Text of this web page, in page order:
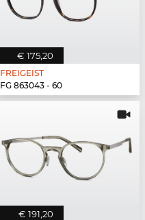
€ 175,20
FREIGEIST
FG 863043 - 60
€ 191,20